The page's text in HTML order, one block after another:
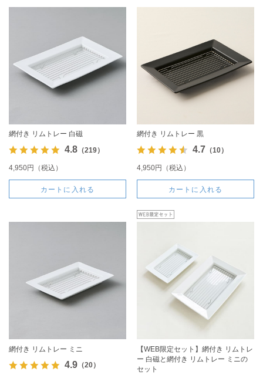
網付き リムトレー 白磁
4.8（219）
4,950円（税込）
カートに入れる
網付き リムトレー 黒
4.7 （10）
4,950円（税込）
カートに入れる
網付き リムトレー ミニ
4.9（20）
【WEB限定セット】網付き リムトレ
ー 白磁と網付き リムトレー ミニの
セット